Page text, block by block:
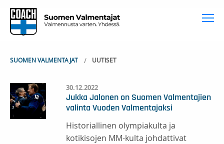
SUOMEN VALMENTAJAT UUTISET
30.12.2022
Jukka Jalonen on Suomen Valmentajien
valinta Vuoden Valmentajaksi
Historiallinen olympiakulta ja
kotikisojen MM-kulta johdattivat